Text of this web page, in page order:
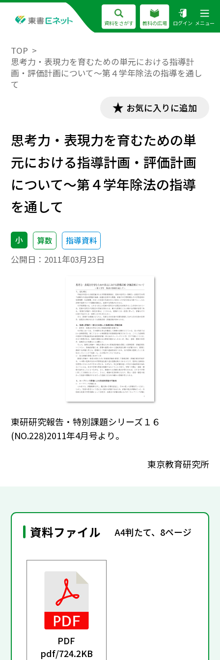
資料をさがす 教科の広場 ログイン メニュー
TOP
思考力・表現力を育むための単元における指導計
画・評価計画について～第４学年除法の指導を通し
て
お気に入りに追加
思考力・表現力を育むための単
元における指導計画・評価計画
について～第４学年除法の指導
を通して
小 算数 指導資料
公開日： 2011年03月23日
東研研究報告・特別課題シリーズ１６
(NO.228)2011年4月号より。
東京教育研究所
資料ファイル A4判たて、8ページ
PDF
pdf/724.2KB